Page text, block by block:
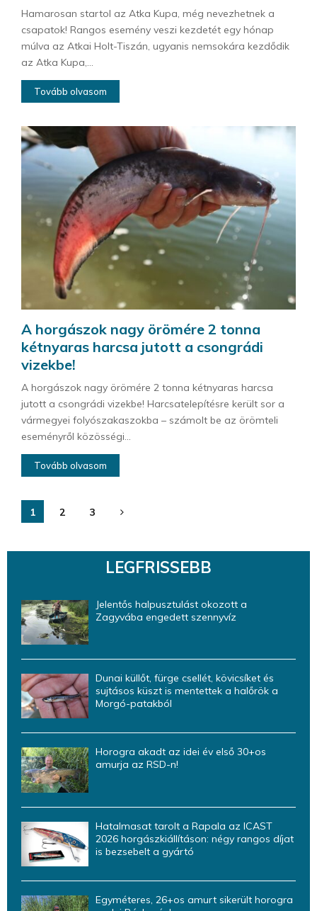
Hamarosan startol az Atka Kupa, még nevezhetnek a
csapatok! Rangos esemény veszi kezdetét egy hónap
múlva az Atkai Holt-Tiszán, ugyanis nemsokára kezdődik
az Atka Kupa,...
Tovább olvasom
A horgászok nagy örömére 2 tonna
kétnyaras harcsa jutott a csongrádi
vizekbe!
A horgászok nagy örömére 2 tonna kétnyaras harcsa
jutott a csongrádi vizekbe! Harcsatelepítésre került sor a
vármegyei folyószakaszokba – számolt be az örömteli
eseményről közösségi...
Tovább olvasom
Bejegyzések
1 2 3
LEGFRISSEBB
Jelentős halpusztulást okozott a
Zagyvába engedett szennyvíz
Dunai küllőt, fürge csellét, kövicsíket és
sujtásos küszt is mentettek a halőrök a
Morgó-patakból
Horogra akadt az idei év első 30+os
amurja az RSD-n!
Hatalmasat tarolt a Rapala az ICAST
2026 horgászkiállításon: négy rangos díjat
is bezsebelt a gyártó
Egyméteres, 26+os amurt sikerült horogra